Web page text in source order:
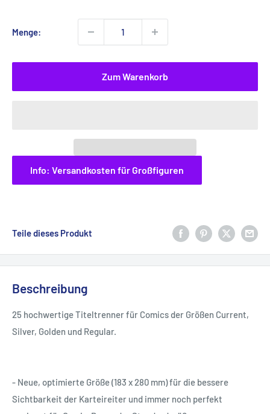
Menge:
Zum Warenkorb
Info: Versandkosten für Großfiguren
Teile dieses Produkt
Beschreibung
25 hochwertige Titeltrenner für Comics der Größen Current,
Silver, Golden und Regular.
- Neue, optimierte Größe (183 x 280 mm) für die bessere
Sichtbarkeit der Karteireiter und immer noch perfekt